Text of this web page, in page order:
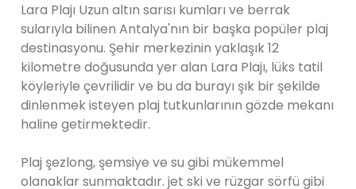
Lara Plajı Uzun altın sarısı kumları ve berrak
sularıyla bilinen Antalya'nın bir başka popüler plaj
destinasyonu. Şehir merkezinin yaklaşık 12
kilometre doğusunda yer alan Lara Plajı, lüks tatil
köyleriyle çevrilidir ve bu da burayı şık bir şekilde
dinlenmek isteyen plaj tutkunlarının gözde mekanı
haline getirmektedir.
Plaj şezlong, şemsiye ve su gibi mükemmel
olanaklar sunmaktadır. jet ski ve rüzgar sörfü gibi